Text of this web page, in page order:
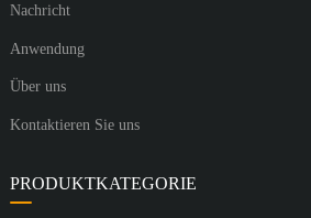
Nachricht
Anwendung
Über uns
Kontaktieren Sie uns
PRODUKTKATEGORIE